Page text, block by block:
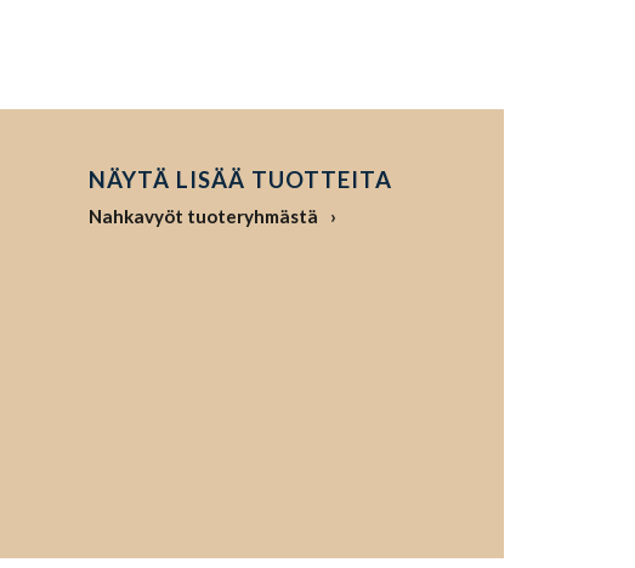
NÄYTÄ LISÄÄ TUOTTEITA
Nahkavyöt tuoteryhmästä